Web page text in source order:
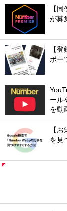
【
が募
【
ポー
ール
を動
【
を見